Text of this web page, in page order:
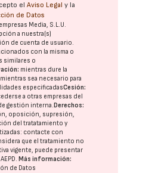
elAviso Legal y la
de Datos
Media, S.L.U.
a nuestra(s)
de cuenta de usuario.
con la misma o
similares o
mientras dure la
sea necesario para
especificadasCesión:
a otras empresas del
gestión interna. Derechos:
oposición, supresión,
del tratatamiento y
contacte con
que el tratamiento no
vigente, puede presentar
AEPD. Más información:
de Datos